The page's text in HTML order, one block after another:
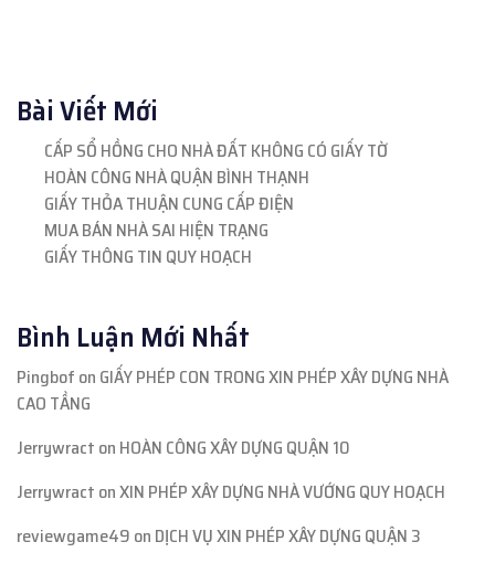
Bài Viết Mới
CẤP SỔ HỒNG CHO NHÀ ĐẤT KHÔNG CÓ GIẤY TỜ
HOÀN CÔNG NHÀ QUẬN BÌNH THẠNH
GIẤY THỎA THUẬN CUNG CẤP ĐIỆN
MUA BÁN NHÀ SAI HIỆN TRẠNG
GIẤY THÔNG TIN QUY HOẠCH
Bình Luận Mới Nhất
Pingbof on GIẤY PHÉP CON TRONG XIN PHÉP XÂY DỰNG NHÀ
CAO TẦNG
Jerrywract on HOÀN CÔNG XÂY DỰNG QUẬN 10
Jerrywract onXIN PHÉP XÂY DỰNG NHÀ VƯỚNG QUY HOẠCH
reviewgame49 on DỊCH VỤ XIN PHÉP XÂY DỰNG QUẬN 3